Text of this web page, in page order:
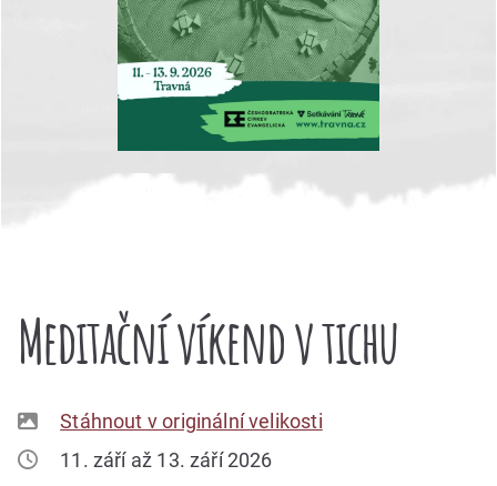
Meditační víkend v tichu
Stáhnout v originální velikosti
11. září až 13. září 2026